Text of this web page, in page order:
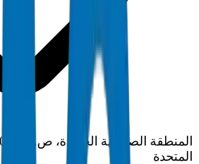
المتحدة